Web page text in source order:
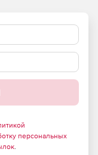
персональных
.